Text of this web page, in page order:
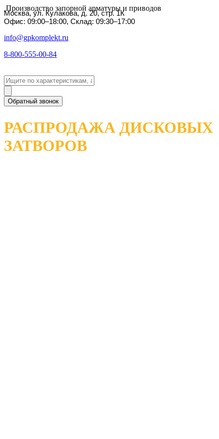
Производство запорной арматуры и приводов
Москва, ул. Кулакова, д. 20, стр. 1К
Офис: 09:00–18:00, Склад: 09:30–17:00
info@gpkomplekt.ru
8-800-555-00-84
Обратный звонок
РАСПРОДАЖА ДИСКОВЫХ
ЗАТВОРОВ